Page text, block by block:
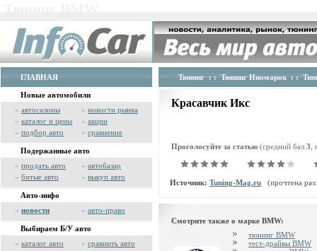
ГЛАВНАЯ
Новые автомобили
» автосалоны » новости рынка
» каталог и цены » акции
» подбор авто » сравнение
Подержанные авто
» продать авто » автобазар
» битые авто » выкуп авто
Авто-инфо
» новости » авто-право
Выбираем Б/У авто
» каталог авто » сравнить авто
Тюнинг : : Тюнинг Иномарок : :
Красавчик Икс
Проголосуйте за статью (средний бал 3
Источник: Tuning-Mag.ru (прочтена
Смотрите также о марке BMW:
тюнинг BMW
тест-драйвы BMW